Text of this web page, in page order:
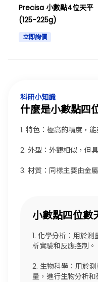
Precisa 小數點4位天平
(125-225g)
立即詢價
科研小知識
什麼是小數點四
1. 特色：極高的精度，
2. 外型：外觀相似，但
3. 材質：同樣主要由金
小數點四位數
1. 化學分析：用於
析實驗和反應控制。
2. 生物科學：用於
量，進行生物分析和